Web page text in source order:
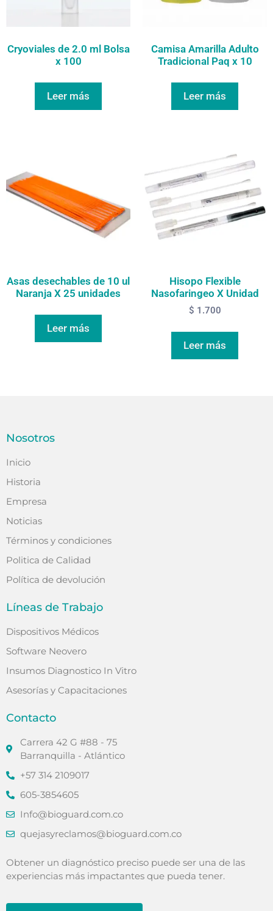
Cryoviales de 2.0 ml Bolsa
x 100
Leer más
Camisa Amarilla Adulto
Tradicional Paq x 10
Leer más
Asas desechables de 10 ul
Naranja X 25 unidades
Leer más
Hisopo Flexible
Nasofaringeo X Unidad
$ 1.700
Leer más
Nosotros
Inicio
Historia
Empresa
Noticias
Términos y condiciones
Politica de Calidad
Política de devolución
Líneas de Trabajo
Dispositivos Médicos
Software Neovero
Insumos Diagnostico In Vitro
Asesorías y Capacitaciones
Contacto
Carrera 42 G #88 - 75
Barranquilla - Atlántico
+57 314 2109017
605-3854605
Info@bioguard.com.co
quejasyreclamos@bioguard.com.co
Obtener un diagnóstico preciso puede ser una de las
experiencias más impactantes que pueda tener.